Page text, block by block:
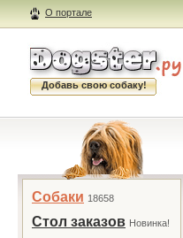
О портале
Добавь свою собаку!
Собаки 18658
Стол заказов Новинка!